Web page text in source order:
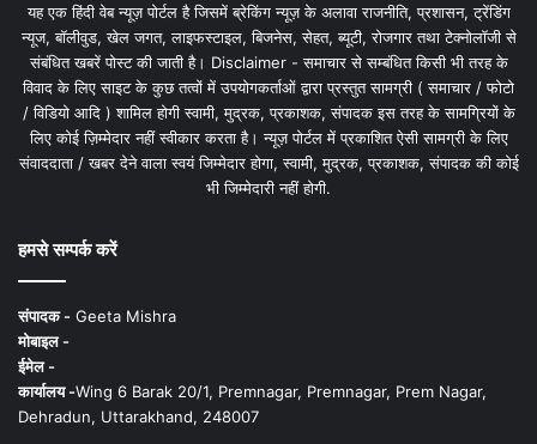
यह एक हिंदी वेब न्यूज़ पोर्टल है जिसमें ब्रेकिंग न्यूज़ के अलावा राजनीति, प्रशासन, ट्रेंडिंग
न्यूज, बॉलीवुड, खेल जगत, लाइफस्टाइल, बिजनेस, सेहत, ब्यूटी, रोजगार तथा टेक्नोलॉजी से
संबंधित खबरें पोस्ट की जाती है। Disclaimer - समाचार से सम्बंधित किसी भी तरह के
विवाद के लिए साइट के कुछ तत्वों में उपयोगकर्ताओं द्वारा प्रस्तुत सामग्री ( समाचार / फोटो
/ विडियो आदि ) शामिल होगी स्वामी, मुद्रक, प्रकाशक, संपादक इस तरह के सामग्रियों के
लिए कोई ज़िम्मेदार नहीं स्वीकार करता है। न्यूज़ पोर्टल में प्रकाशित ऐसी सामग्री के लिए
संवाददाता / खबर देने वाला स्वयं जिम्मेदार होगा, स्वामी, मुद्रक, प्रकाशक, संपादक की कोई
भी जिम्मेदारी नहीं होगी.
हमसे सम्पर्क करें
संपादक - Geeta Mishra
मोबाइल -
ईमेल -
कार्यालय -Wing 6 Barak 20/1, Premnagar, Premnagar, Prem Nagar,
Dehradun, Uttarakhand, 248007